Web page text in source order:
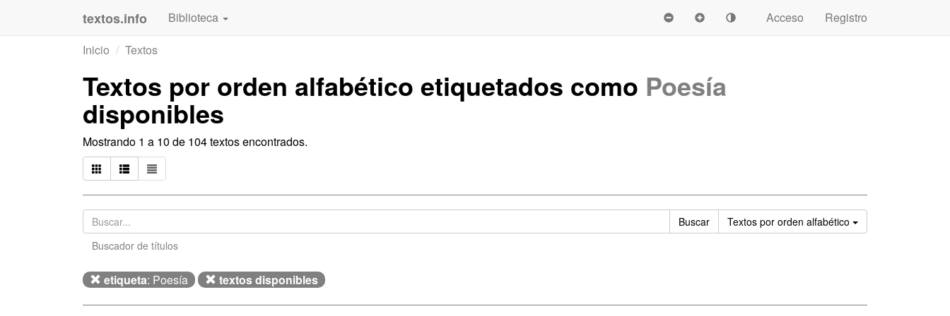
textos.info Biblioteca Acceso
Registro
Inicio
Textos
Textos por orden alfabético etiquetados como Poesía
disponibles
Mostrando 1 a 10 de 104 textos encontrados.
Buscar Textos por orden alfabético Ordenar
Buscador de títulos
etiqueta: Poesía textos disponibles